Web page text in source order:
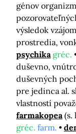
génov
výsledok
prostredia,
psychika gréc.
duševno,
duševných
pre jedinca al.
vlastností
farmakopea (s.
gréc. farm.